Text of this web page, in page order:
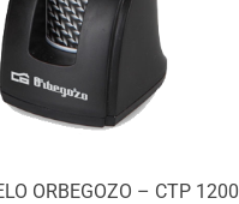
ORBEGOZO – CTP 1200